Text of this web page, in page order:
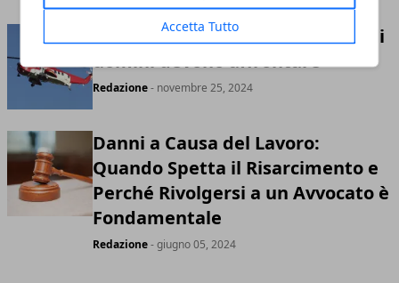
Accetta Tutto
Le emergenze più critiche che gli
uomini devono affrontare
Redazione- novembre 25, 2024
Danni a Causa del Lavoro:
Quando Spetta il Risarcimento e
Perché Rivolgersi a un Avvocato è
Fondamentale
Redazione- giugno 05, 2024